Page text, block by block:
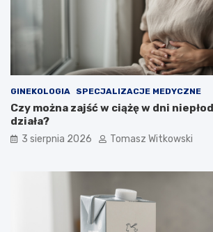
GINEKOLOGIA SPECJALIZACJE MEDYCZNE
Czy można zajść w ciążę w dni
działa?
3 sierpnia 2026 Tomasz Witkowski